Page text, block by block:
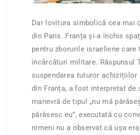
Dar lovitura simbolică cea mai
din Paris. Franța și-a închis
pentru zborurile israeliene care
încărcături militare. Răspunsul
suspendarea tuturor achizițiilor
din Franța, a fost interpretat de
manevră de tipul „nu mă
părăsesc eu”, executată cu
nimeni nu a observat că ușa